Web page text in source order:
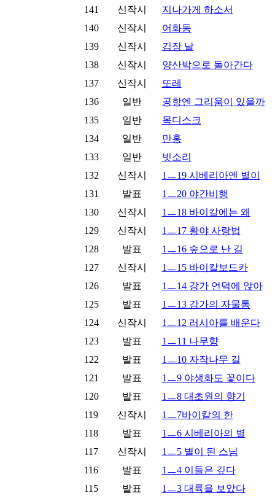
141 신작시
지나가게 하소서
140
신작시
어화등
139
신작시
김장 날
138
신작시
양산박으로 돌아간다
137
신작시
또레
136
일반
공항엔 그리움이 있을까
135
일반
목디스크
134
일반
만홍
133
일반
빗소리
132
신작시
1ㅡ19 시베리아엔 별이
131
발표
1ㅡ20 야간비행
130
신작시
1ㅡ18 바이칼에는 왜
129
신작시
1ㅡ17 황야 사랑법
128
발표
1ㅡ16 숲으로 난 길
127
신작시
1ㅡ15 바이칼보드카
126
발표
1ㅡ14 강가 언덕에 앉아
125
발표
1ㅡ13 강가의 자물통
124
신작시
1ㅡ12 러시아를 배운다
123
발표
1ㅡ11 나무향
122
발표
1ㅡ10 자작나무 길
121
발표
1ㅡ9 야생화도 꽃이다
120
발표
1ㅡ8 대초원의 향기
119
신작시
1ㅡ7바이칼의 한
118
발표
1ㅡ6 시베리아의 별
117
신작시
1ㅡ5 별이 된 스님
116
발표
1ㅡ4 이들은 깊다
115
발표
1ㅡ3 대륙을 보았다